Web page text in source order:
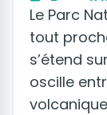
Le Parc
tout
s’étend
oscille